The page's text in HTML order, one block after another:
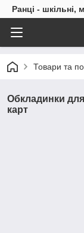
Ранці - шкільні,
Товари та
Обкладинки для
карт